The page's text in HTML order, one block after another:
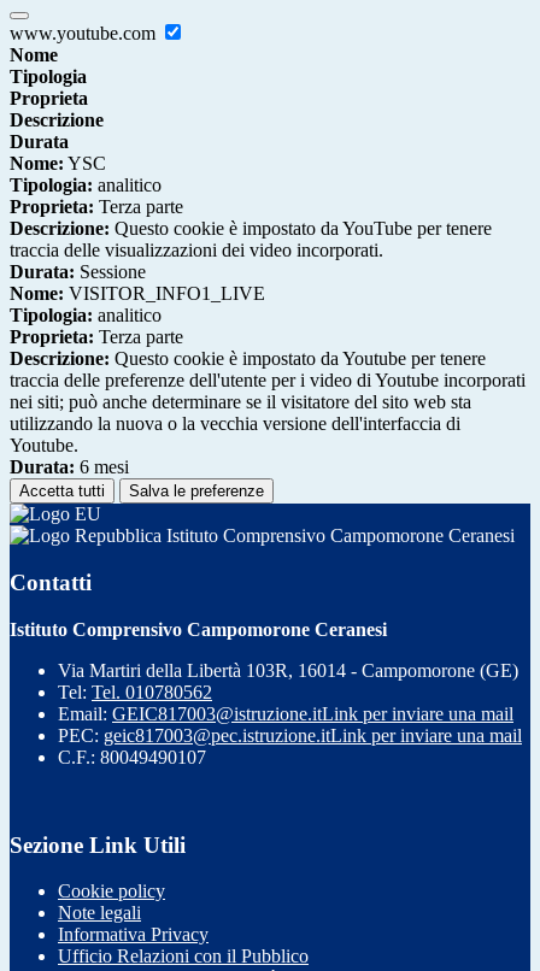
www.youtube.com
Nome
Tipologia
Proprieta
Descrizione
Durata
Nome: YSC
Tipologia: analitico
Proprieta: Terza parte
Descrizione: Questo cookie è impostato da YouTube per tenere
traccia delle visualizzazioni dei video incorporati.
Durata: Sessione
Nome: VISITOR_INFO1_LIVE
Tipologia: analitico
Proprieta: Terza parte
Descrizione: Questo cookie è impostato da Youtube per tenere
traccia delle preferenze dell'utente per i video di Youtube incorporati
nei siti; può anche determinare se il visitatore del sito web sta
utilizzando la nuova o la vecchia versione dell'interfaccia di
Youtube.
Durata: 6 mesi
Accetta tutti Salva le preferenze
Istituto Comprensivo Campomorone Ceranesi
Contatti
Istituto Comprensivo Campomorone Ceranesi
Via Martiri della Libertà 103R, 16014 - Campomorone (GE)
Tel: Tel. 010780562
Email: GEIC817003@istruzione.itLink per inviare una mail
PEC: geic817003@pec.istruzione.itLink per inviare una mail
C.F.: 80049490107
Sezione Link Utili
Cookie policy
Note legali
Informativa Privacy
Ufficio Relazioni con il Pubblico